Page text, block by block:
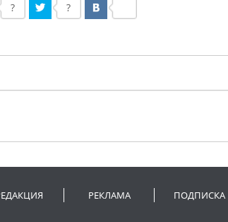
? ?
РЕКЛАМА ПОДПИСКА